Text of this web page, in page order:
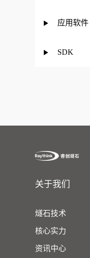
应用软件
SDK
关于我们
燧石技术
核心实力
资讯中心